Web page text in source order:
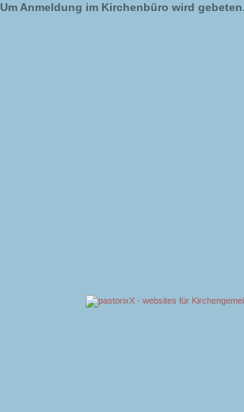
Um Anmeldung im Kirchenbüro wird